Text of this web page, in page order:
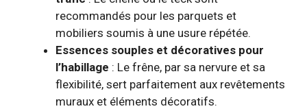
recommandés pour les parquets et
mobiliers soumis à une usure répétée.
Essences souples et décoratives pour
l’habillage : Le frêne, par sa nervure et sa
flexibilité, sert parfaitement aux revêtements
muraux et éléments décoratifs.